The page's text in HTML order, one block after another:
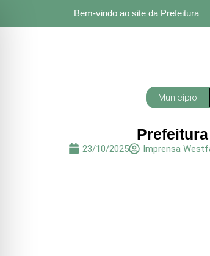
Bem-vindo ao site da Prefeitura
Município
23/10/2025 Imprensa